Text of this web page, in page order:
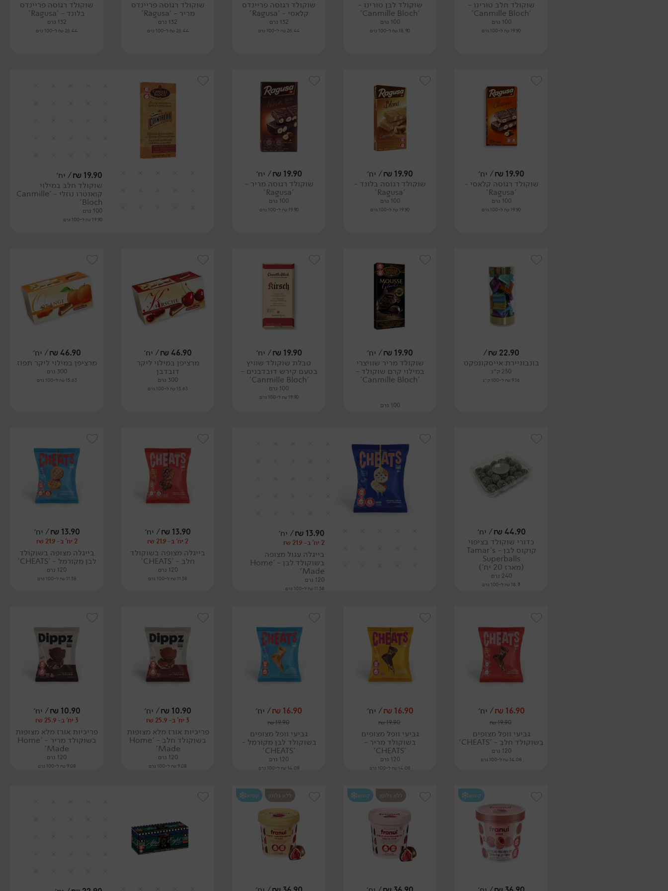
שוקולד חלב טורינו -
'Canmille Bloch'
100 גרם
19.90 ₪ ל-100 גרם
שוקולד לבן טורינו -
'Canmille Bloch'
100 גרם
18.90 ₪ ל-100 גרם
שוקולד רגוסה פריינדס
קלאסי - 'Ragusa'
132 גרם
26.44 ₪ ל-100 גרם
שוקולד רגוסה פריינדס
מריר - 'Ragusa'
132 גרם
26.44 ₪ ל-100 גרם
שוקולד רגוסה פריינדס
בלונד - 'Ragusa'
132 גרם
26.44 ₪ ל-100 גרם
19.90
₪/ יח׳
שוקולד רגוסה קלאסי -
'Ragusa'
100 גרם
19.90 ₪ ל-100 גרם
19.90
₪/ יח׳
שוקולד רגוסה בלונד -
'Ragusa'
100 גרם
19.90 ₪ ל-100 גרם
19.90
₪/ יח׳
שוקולד רגוסה מריר -
'Ragusa'
100 גרם
19.90 ₪ ל-100 גרם
19.90
₪/ יח׳
שוקולד חלב במילוי
קואנטרו נוזלי - 'Canmille
Bloch'
100 גרם
19.90 ₪ ל-100 גרם
22.90
₪
/
בונבוניירת אייסקונפקט
250 ק״ג
9.16 ₪ ל-100 ק״ג
19.90
₪/ יח׳
שוקולד מריר שוויצרי
במילוי קרם שוקולד -
'Canmille Bloch'
100 גרם
19.90
₪/ יח׳
טבלת שוקולד שוויץ
בטעם קירש דובדבנים -
'Canmille Bloch'
100 גרם
19.90 ₪ ל-100 גרם
46.90
₪/ יח׳
מרציפן במילוי ליקר
דובדבן
300 גרם
15.63 ₪ ל-100 גרם
46.90
₪/ יח׳
מרציפן במילוי ליקר תפוז
300 גרם
15.63 ₪ ל-100 גרם
44.90
₪/ יח׳
כדורי שוקולד בציפוי
קוקוס לבן - Tamar's
Superballs
(מארז 20 יח')
240 גרם
18.71 ₪ ל-100 גרם
13.90
₪/ יח׳
2 יח' ב- 21.9 ₪
בייגלה עגול מצופה
בשוקולד לבן - 'Home
Made'
120 גרם
11.58 ₪ ל-100 גרם
13.90
₪/ יח׳
2 יח' ב- 21.9 ₪
בייגלה מצופה בשוקולד
חלב - 'CHEATS'
120 גרם
11.58 ₪ ל-100 גרם
13.90
₪/ יח׳
2 יח' ב- 21.9 ₪
בייגלה מצופה בשוקולד
לבן מקורמל - 'CHEATS'
120 גרם
11.58 ₪ ל-100 גרם
16.90
₪/ יח׳
19.90
₪
גביעי וופל מצופים
בשוקולד חלב - 'CHEATS'
120 גרם
14.08 ₪ ל-100 גרם
16.90
₪/ יח׳
19.90
₪
גביעי וופל מצופים
בשוקולד מריר -
'CHEATS'
120 גרם
14.08 ₪ ל-100 גרם
16.90
₪/ יח׳
19.90
₪
גביעי וופל מצופים
בשוקולד לבן מקורמל -
'CHEATS'
120 גרם
14.08 ₪ ל-100 גרם
10.90
₪/ יח׳
3 יח' ב- 25.9 ₪
פריכיות אורז מלא מצופות
בשוקולד חלב - 'Home
Made'
120 גרם
9.08 ₪ ל-100 גרם
10.90
₪/ יח׳
3 יח' ב- 25.9 ₪
פריכיות אורז מלא מצופות
בשוקולד מריר - 'Home
Made'
120 גרם
9.08 ₪ ל-100 גרם
קפוא ללא גלוטן קפוא ללא גלוטן קפוא